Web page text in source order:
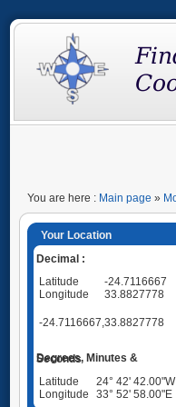
You are here : Main page »
Your Location
Decimal :
Latitude
-24.7116667
Longitude
33.8827778
-24.7116667,33.8827778
Degrees, Minutes & Seconds
Latitude
24° 42' 42.00"W
Longitude
33° 52' 58.00"E